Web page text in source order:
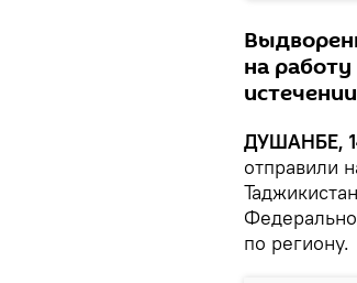
на
ДУШАНБЕ,
отправили
по региону.